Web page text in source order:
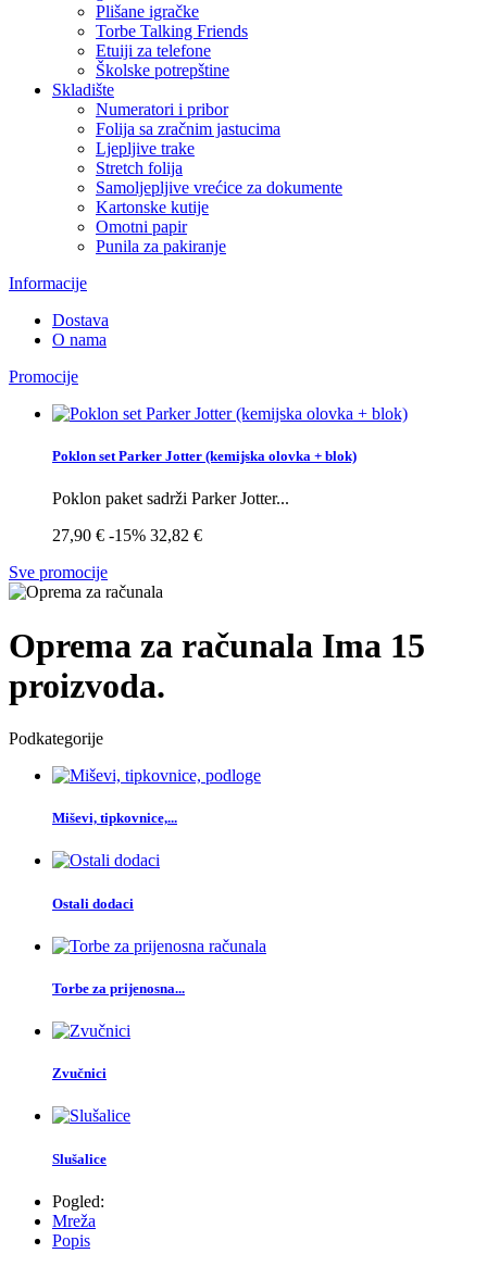
Plišane igračke
Torbe Talking Friends
Etuiji za telefone
Školske potrepštine
Skladište
Numeratori i pribor
Folija sa zračnim jastucima
Ljepljive trake
Stretch folija
Samoljepljive vrećice za dokumente
Kartonske kutije
Omotni papir
Punila za pakiranje
Informacije
Dostava
O nama
Promocije
Poklon set Parker Jotter (kemijska olovka + blok)
Poklon paket sadrži Parker Jotter...
27,90 € -15% 32,82 €
Sve promocije
Oprema za računala Ima 15
proizvoda.
Podkategorije
Miševi, tipkovnice,...
Ostali dodaci
Torbe za prijenosna...
Zvučnici
Slušalice
Pogled:
Mreža
Popis